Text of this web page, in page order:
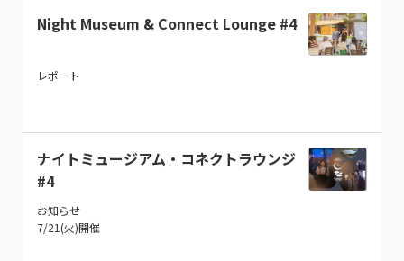
Night Museum & Connect Lounge #4
レポート
ナイトミュージアム・コネクトラウンジ
#4
お知らせ
7/21(火)開催